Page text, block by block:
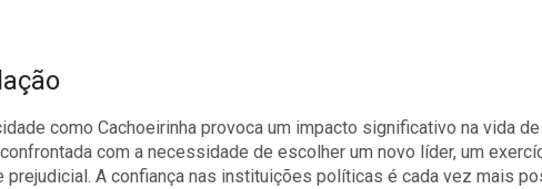
como Cachoeirinha provoca um impacto significativo na vida de
com a necessidade de escolher um novo líder, um
A confiança nas instituições políticas é cada vez mais